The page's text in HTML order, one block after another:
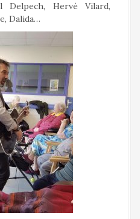
Delpech, Hervé Vilard,
Dalida…